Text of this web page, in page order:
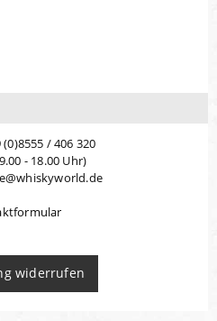
/ 406 320
- 18.00 Uhr)
widerrufen